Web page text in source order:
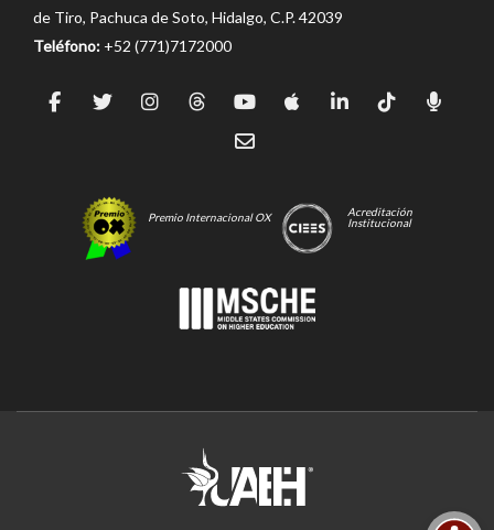
de Tiro, Pachuca de Soto, Hidalgo, C.P. 42039
Teléfono: +52 (771)7172000
Premio Internacional OX
Acreditación
Institucional